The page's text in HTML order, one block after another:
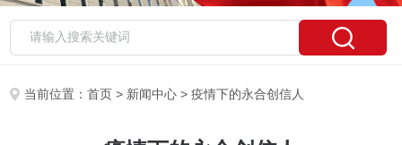
当前位置：首页 > 新闻中心 > 疫情下的永合创信人